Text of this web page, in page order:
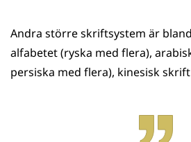
Andra större skriftsystem är
alfabetet (ryska med flera),
persiska med flera), kinesisk